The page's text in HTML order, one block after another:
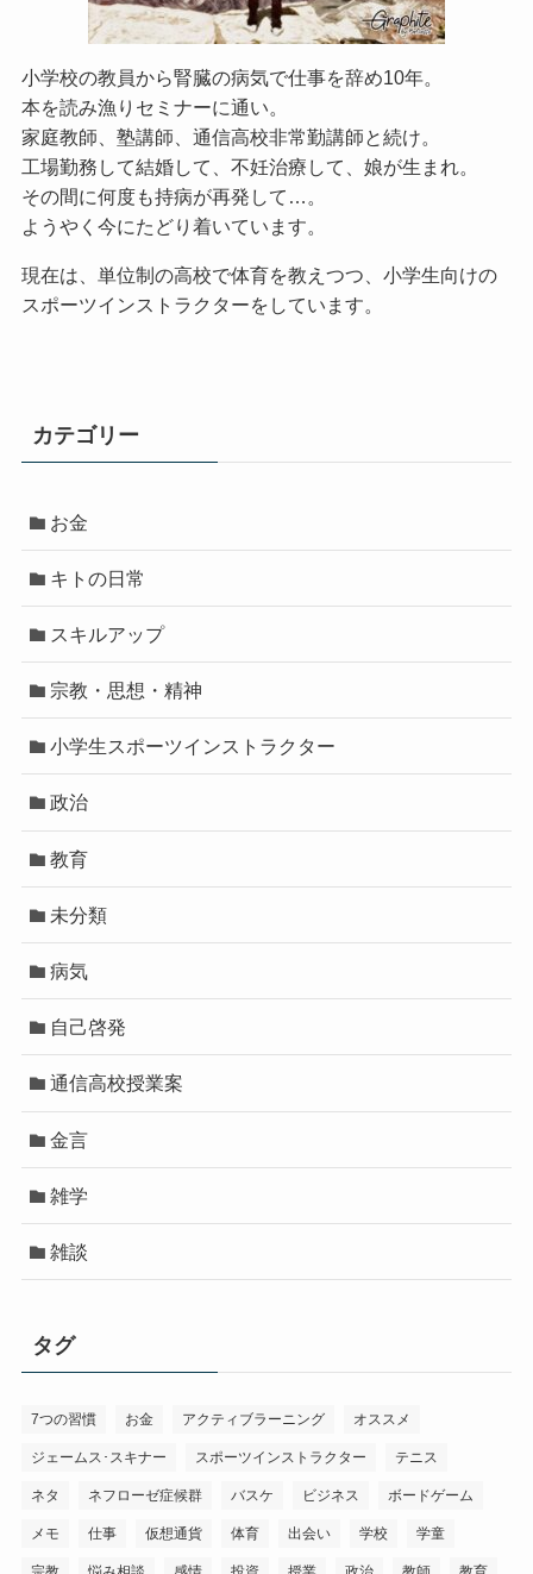
小学校の教員から腎臓の病気で仕事を辞め10年。
本を読み漁りセミナーに通い。
家庭教師、塾講師、通信高校非常勤講師と続け。
工場勤務して結婚して、不妊治療して、娘が生まれ。
その間に何度も持病が再発して…。
ようやく今にたどり着いています。
現在は、単位制の高校で体育を教えつつ、小学生向けの
スポーツインストラクターをしています。
カテゴリー
お金
キトの日常
スキルアップ
宗教・思想・精神
小学生スポーツインストラクター
政治
教育
未分類
病気
自己啓発
通信高校授業案
金言
雑学
雑談
タグ
7つの習慣 お金 アクティブラーニング オススメ
ジェームス･スキナー スポーツインストラクター テニス
ネタ ネフローゼ症候群 バスケ ビジネス ボードゲーム
メモ 仕事 仮想通貨 体育 出会い 学校 学童